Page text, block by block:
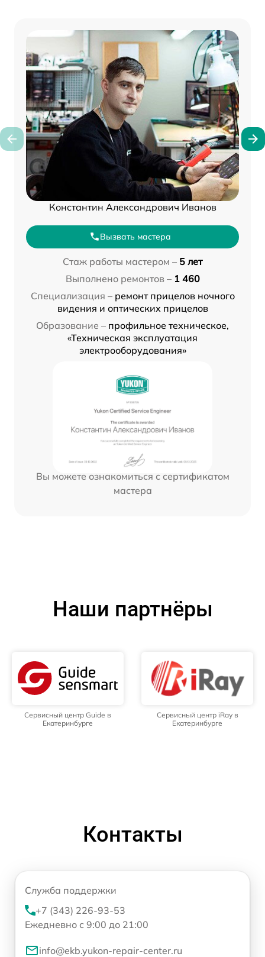
Константин Александрович Иванов
Вызвать мастера
Стаж работы мастером – 5 лет
Выполнено ремонтов – 1 460
Специализация – ремонт прицелов ночного
видения и оптических прицелов
Образование – профильное техническое,
«Техническая эксплуатация
электрооборудования»
Вы можете ознакомиться с сертификатом
мастера
Наши партнёры
Сервисный центр Guide в
Екатеринбурге
Сервисный центр iRay в
Екатеринбурге
Контакты
Служба поддержки
+7 (343) 226-93-53
Ежедневно с 9:00 до 21:00
info@ekb.yukon-repair-center.ru